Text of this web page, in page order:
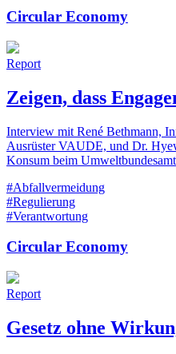
Circular Economy
Report
Zeigen, dass
Interview mit René Bethmann,
Ausrüster VAUDE, und Dr.
Konsum beim
#Abfallvermeidung
#Regulierung
#Verantwortung
Circular Economy
Report
Gesetz ohne